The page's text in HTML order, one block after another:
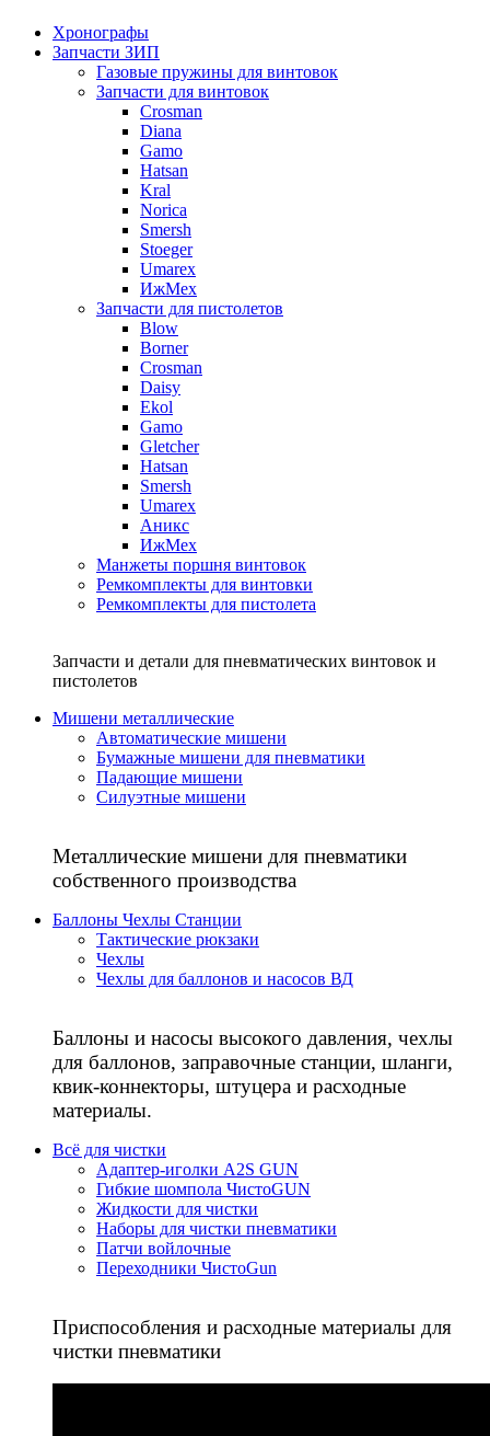
Хронографы
Запчасти ЗИП
Газовые пружины для винтовок
Запчасти для винтовок
Crosman
Diana
Gamo
Hatsan
Kral
Norica
Smersh
Stoeger
Umarex
ИжМех
Запчасти для пистолетов
Blow
Borner
Crosman
Daisy
Ekol
Gamo
Gletcher
Hatsan
Smersh
Umarex
Аникс
ИжМех
Манжеты поршня винтовок
Ремкомплекты для винтовки
Ремкомплекты для пистолета
Запчасти и детали для пневматических винтовок и
пистолетов
Мишени металлические
Автоматические мишени
Бумажные мишени для пневматики
Падающие мишени
Силуэтные мишени
Металлические мишени для пневматики
собственного производства
Баллоны Чехлы Станции
Тактические рюкзаки
Чехлы
Чехлы для баллонов и насосов ВД
Баллоны и насосы высокого давления, чехлы
для баллонов, заправочные станции, шланги,
квик-коннекторы, штуцера и расходные
материалы.
Всё для чистки
Адаптер-иголки A2S GUN
Гибкие шомпола ЧистоGUN
Жидкости для чистки
Наборы для чистки пневматики
Патчи войлочные
Переходники ЧистоGun
Приспособления и расходные материалы для
чистки пневматики